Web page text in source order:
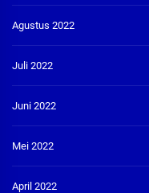
Agustus 2022
Juli 2022
Juni 2022
Mei 2022
April 2022